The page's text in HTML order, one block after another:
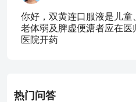
你好，双黄连口服液是儿
老体弱及脾虚便溏者应在
医院开药
热门问答